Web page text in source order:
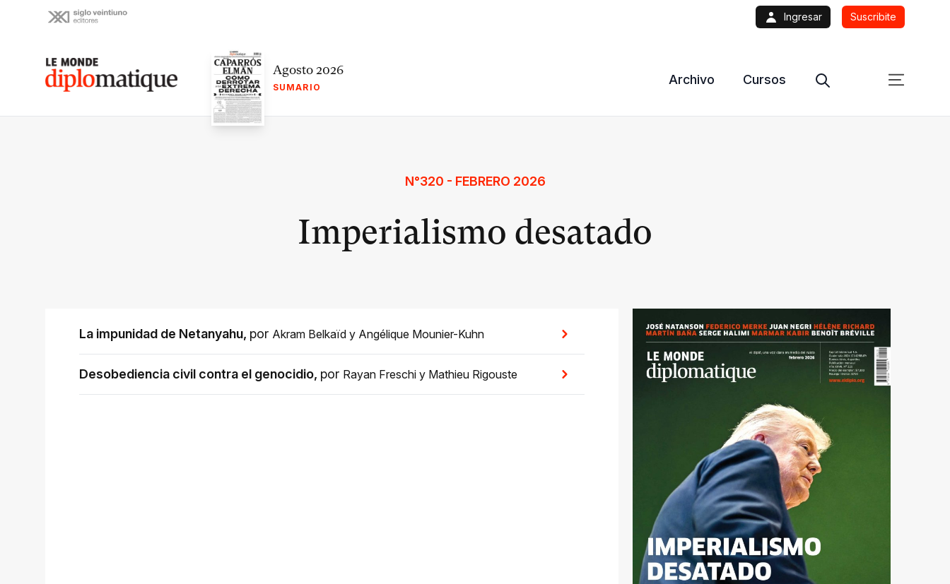
Ingresar Suscribite
Le monde diplomatique Agosto 2026
SUMARIO
Archivo Cursos
N°320 - FEBRERO 2026
Imperialismo desatado
La impunidad de Netanyahu, por Akram Belkaïd y Angélique Mounier-Kuhn
Desobediencia civil contra el genocidio, por Rayan Freschi y Mathieu Rigouste